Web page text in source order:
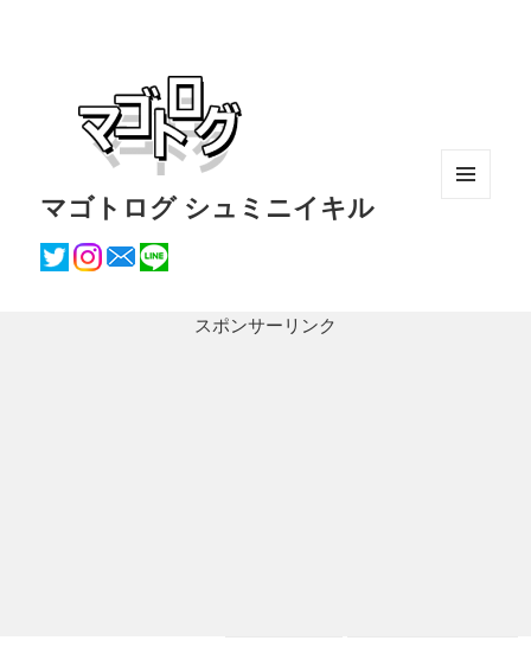
マゴトログ シュミニイキル
スポンサーリンク